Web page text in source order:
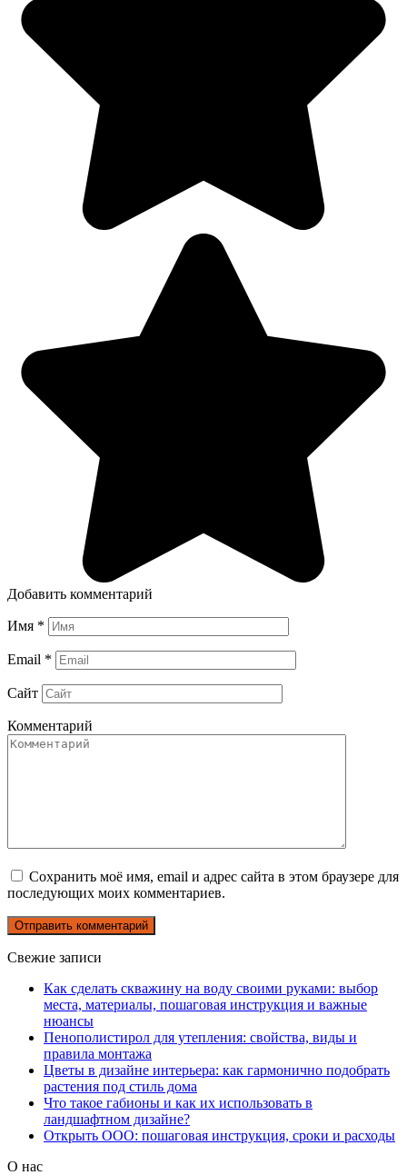
Добавить комментарий
Имя *
Email *
Сайт
Комментарий
Сохранить моё имя, email и адрес сайта в этом браузере для
последующих моих комментариев.
Свежие записи
Как сделать скважину на воду своими руками: выбор
места, материалы, пошаговая инструкция и важные
нюансы
Пенополистирол для утепления: свойства, виды и
правила монтажа
Цветы в дизайне интерьера: как гармонично подобрать
растения под стиль дома
Что такое габионы и как их использовать в
ландшафтном дизайне?
Открыть ООО: пошаговая инструкция, сроки и расходы
О нас